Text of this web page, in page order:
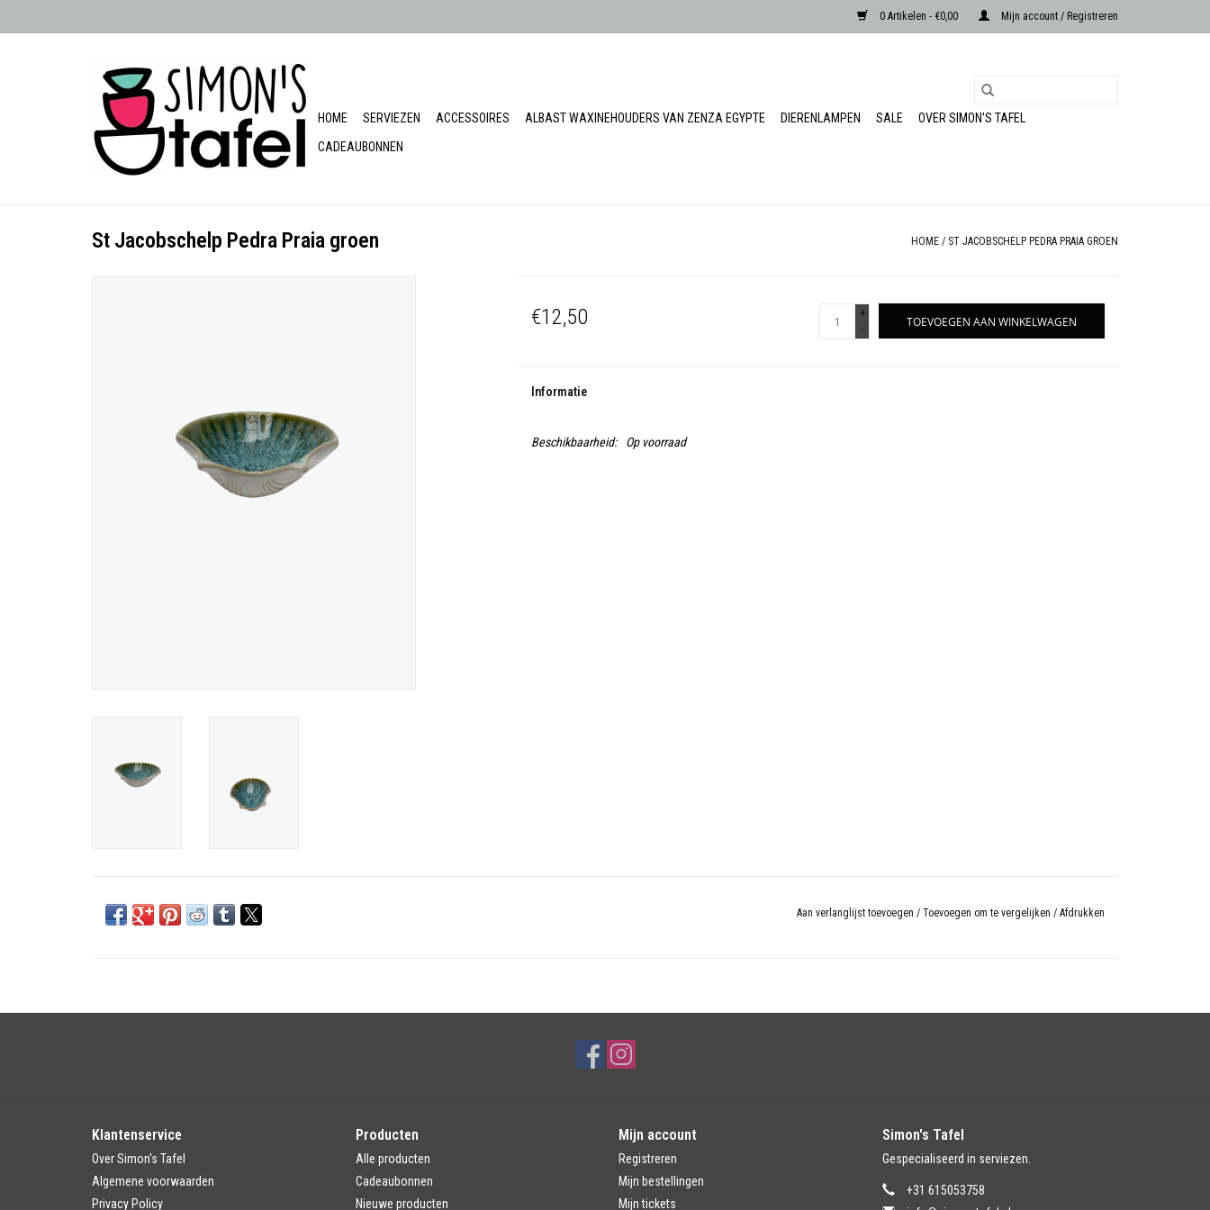
0 Artikelen - €0,00 Mijn account / Registreren
HOME SERVIEZEN ACCESSOIRES ALBAST WAXINEHOUDERS VAN ZENZA EGYPTE DIERENLAMPEN SALE
OVER SIMON'S TAFEL
CADEAUBONNEN
St Jacobschelp Pedra Praia groen HOME / ST JACOBSCHELP PEDRA PRAIA GROEN
€12,50
+
-
TOEVOEGEN AAN WINKELWAGEN
Informatie
Beschikbaarheid: Op voorraad
Aan verlanglijst toevoegen / Toevoegen om te vergelijken / Afdrukken
Klantenservice
Over Simon's Tafel
Algemene voorwaarden
Privacy Policy
Producten
Alle producten
Cadeaubonnen
Nieuwe producten
Mijn account
Registreren
Mijn bestellingen
Mijn tickets
Simon's Tafel
Gespecialiseerd in serviezen.
+31 615053758